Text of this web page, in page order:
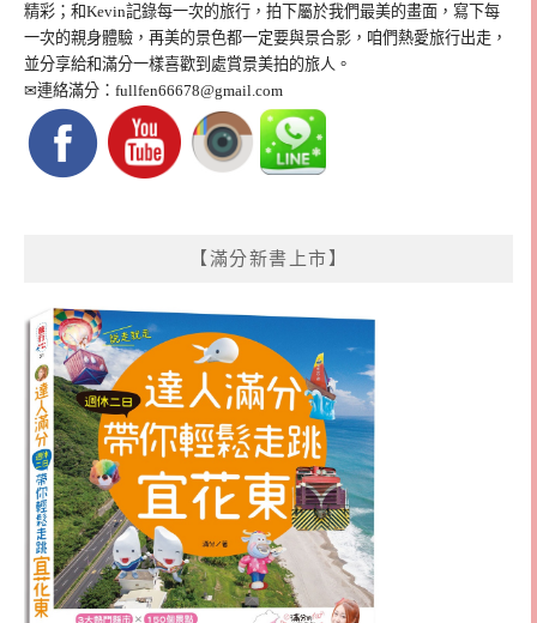
精彩；和Kevin記錄每一次的旅行，拍下屬於我們最美的畫面，寫下每
一次的親身體驗，再美的景色都一定要與景合影，咱們熱愛旅行出走，
並分享給和滿分一樣喜歡到處賞景美拍的旅人。
✉連絡滿分： fullfen66678@gmail.com
【滿分新書上市】